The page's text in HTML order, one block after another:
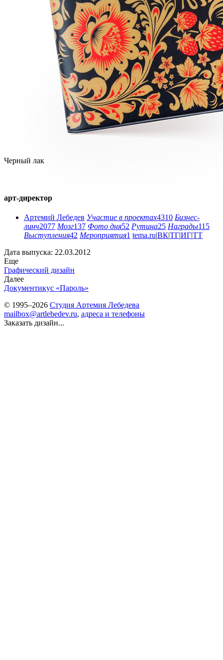
Черный лак
арт-директор
Артемий Лебедев Участие в проектах4310 Бизнес-
линч2077 Мозг137 Фото дня52 Рутина25 Награды115
Выступления42 Мероприятия1 tema.ru|ВК|ТГ|ИГ|ТТ
Дата выпуска: 22.03.2012
Еще
Графический дизайн
Далее
Документикус «Пароль»
© 1995–2026 Студия Артемия Лебедева
mailbox@artlebedev.ru, адреса и телефоны
Заказать дизайн...